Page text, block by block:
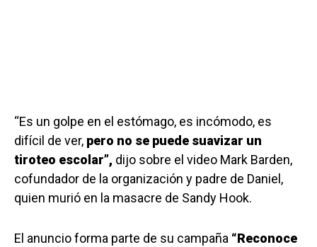
“Es un golpe en el estómago, es incómodo, es
difícil de ver, pero no se puede suavizar un
tiroteo escolar”, dijo sobre el video Mark Barden,
cofundador de la organización y padre de Daniel,
quien murió en la masacre de Sandy Hook.
El anuncio forma parte de su campaña “Reconoce